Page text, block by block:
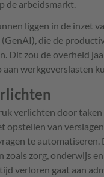
de arbeidsmarkt.
liggen in de inzet
die de
Dit zou de overheid
werkgeverslasten
verlichten door taken
opstellen van
te
zoals zorg, onderwijs
verloren gaat aan